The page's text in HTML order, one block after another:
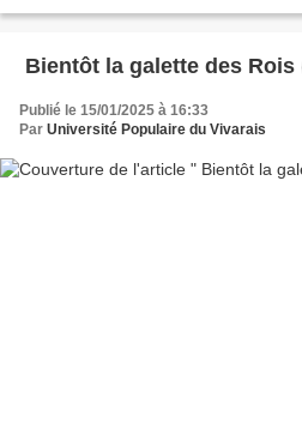
Bientôt la galette des Rois
Publié le 15/01/2025 à 16:33
Par Université Populaire du Vivarais